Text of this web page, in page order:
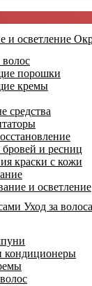
волос
порошки
кремы
средства
бровей и ресниц
краски с кожи
Уход за
кондиционеры